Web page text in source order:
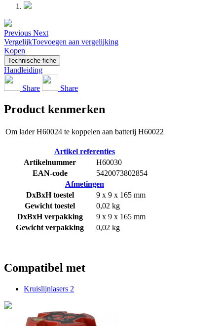
Previous Next
VergelijkToevoegen aan vergelijking
Kopen
Technische fiche
Handleiding
Share Share
Product kenmerken
Om lader H60024 te koppelen aan batterij H60022
Artikel referenties
Artikelnummer
H60030
EAN-code
5420073802854
Afmetingen
DxBxH toestel
9 x 9 x 165 mm
Gewicht toestel
0,02 kg
DxBxH verpakking
9 x 9 x 165 mm
Gewicht verpakking
0,02 kg
Compatibel met
Kruislijnlasers 2